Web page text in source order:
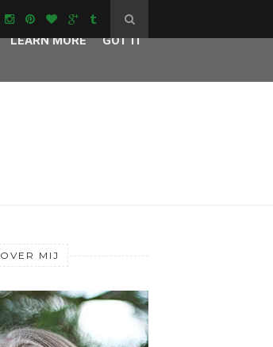
OVER MIJ
LEARN MORE GOT IT